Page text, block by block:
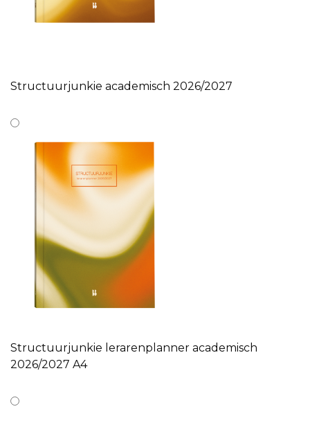
Structuurjunkie academisch 2026/2027
Structuurjunkie lerarenplanner academisch
2026/2027 A4